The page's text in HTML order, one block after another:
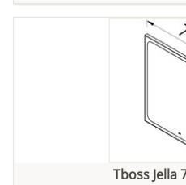
Tboss Jella